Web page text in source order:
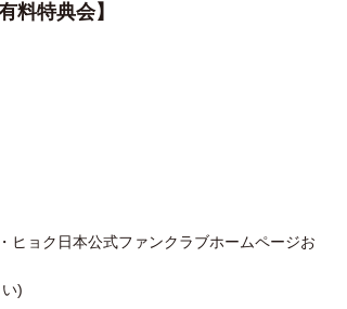
料特典会】
ヒョク日本公式ファンクラブホームページお
)